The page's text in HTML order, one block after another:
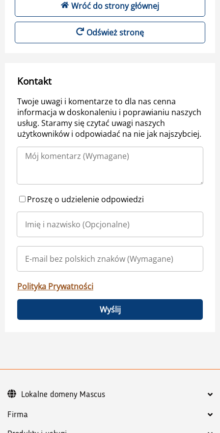
Wróć do strony głównej
Odśwież stronę
Kontakt
Twoje uwagi i komentarze to dla nas cenna
informacja w doskonaleniu i poprawianiu naszych
usług. Staramy się czytać uwagi naszych
użytkowników i odpowiadać na nie jak najszybciej.
Proszę o udzielenie odpowiedzi
Polityka Prywatności
Wyślij
Firma
Lokalne domeny Mascus